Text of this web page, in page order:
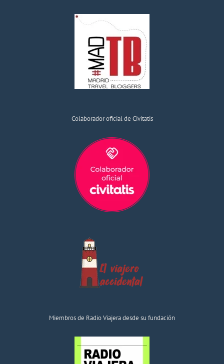
Colaborador oficial de Civitatis
Miembros de Radio Viajera desde su fundación